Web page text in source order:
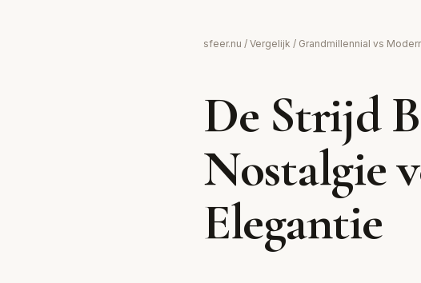
Grandmillennial
sfeer.nu / Vergelijk / Grandmillennial vs
De Strijd
Nostalgie
Elegantie